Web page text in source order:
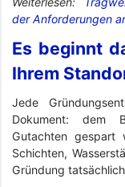
der Anforderungen
Es beginnt
Ihrem
Jede
Dokument: dem
Gutachten gespart
Schichten,
Gründung